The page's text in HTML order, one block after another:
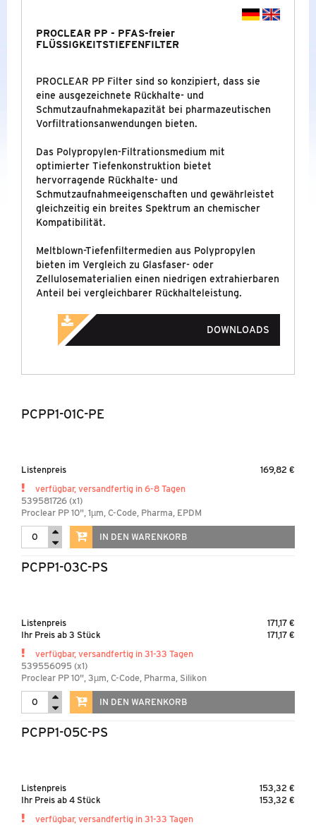
TIEFENFILTER PHARMA
MEMBRANFILTER PHARMA
METALLFILTER
LUFT- UND GASFILTER
CO2-SCHUTZSYSTEME PCO2
FILTERGEHÄUSE
DAMPFFILTER
FILTERTESTGERÄTE&ZUBEHÖR
LABORGAS GENERATOREN
STICKSTOFFGENERATOREN
NEUHEITEN
INDUSTRIE - DRUCKLUFT-
GASAUFBEREITUNG
MARKEN
UNTERNEHMEN
KONTAKT & DOWNLOADS
PROCLEAR PP - PFAS-freier
FLÜSSIGKEITSTIEFENFILTER
PROCLEAR PP Filter sind so konzipiert, dass sie
eine ausgezeichnete Rückhalte- und
Schmutzaufnahmekapazität bei pharmazeutischen
Vorfiltrationsanwendungen bieten.
Das Polypropylen-Filtrationsmedium mit
optimierter Tiefenkonstruktion bietet
hervorragende Rückhalte- und
Schmutzaufnahmeeigenschaften und gewährleistet
gleichzeitig ein breites Spektrum an chemischer
Kompatibilität.
Meltblown-Tiefenfiltermedien aus Polypropylen
bieten im Vergleich zu Glasfaser- oder
Zellulosematerialien einen niedrigen extrahierbaren
Anteil bei vergleichbarer Rückhalteleistung.
DOWNLOADS
PCPP1-01C-PE
Listenpreis
169,82 €
verfügbar, versandfertig in 6-8 Tagen
539581726 (x1)
Proclear PP 10", 1µm, C-Code, Pharma, EPDM
IN DEN WARENKORB
PCPP1-03C-PS
Listenpreis
171,17 €
Ihr Preis ab 3 Stück
171,17 €
verfügbar, versandfertig in 31-33 Tagen
539556095 (x1)
Proclear PP 10", 3µm, C-Code, Pharma, Silikon
IN DEN WARENKORB
PCPP1-05C-PS
Listenpreis
153,32 €
Ihr Preis ab 4 Stück
153,32 €
verfügbar, versandfertig in 31-33 Tagen